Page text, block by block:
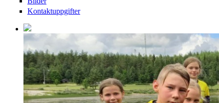
Kontaktuppgifter